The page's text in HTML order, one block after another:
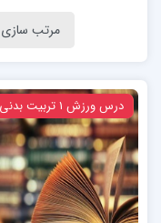
ویژه
درس ورزش 1 تربیت بدنی 2